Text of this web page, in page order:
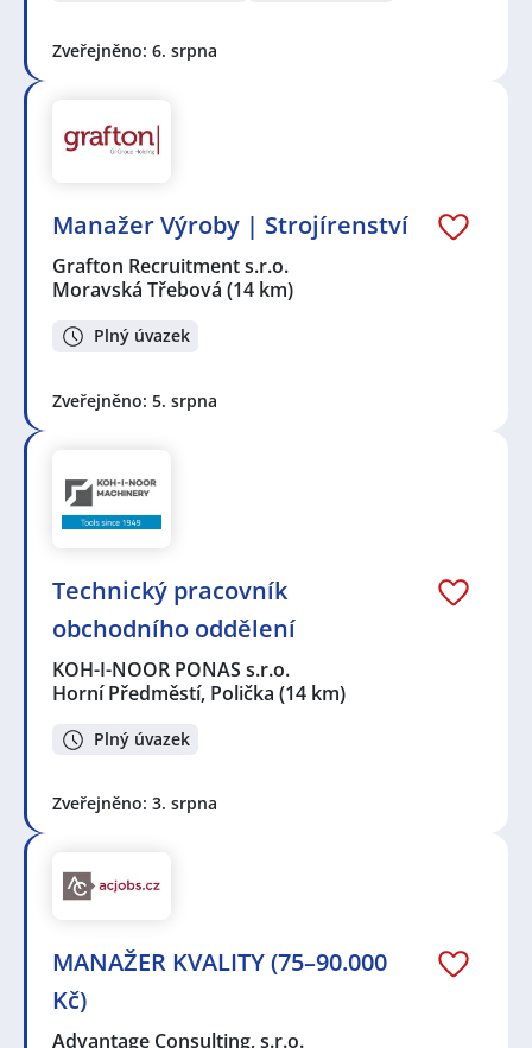
Zveřejněno: 6. srpna
Manažer Výroby | Strojírenství
Grafton Recruitment s.r.o.
Moravská Třebová (14 km)
Plný úvazek
Zveřejněno: 5. srpna
Technický pracovník
obchodního oddělení
KOH-I-NOOR PONAS s.r.o.
Horní Předměstí, Polička (14 km)
Plný úvazek
Zveřejněno: 3. srpna
MANAŽER KVALITY (75–90.000
Kč)
Advantage Consulting, s.r.o.